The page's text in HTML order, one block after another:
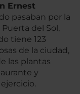
Ernest
pasaban por la
del Sol,
tiene 123
de la ciudad,
las plantas
y